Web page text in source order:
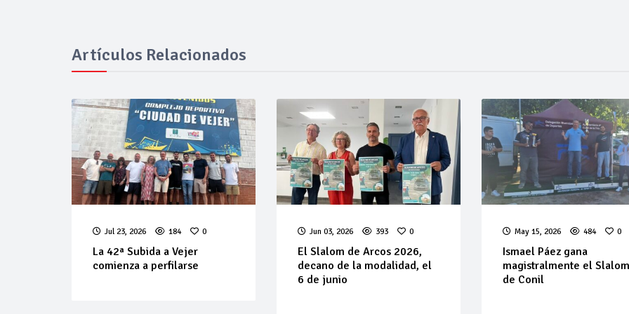
Artículos Relacionados
Jul 23, 2026 184 0
La 42ª Subida a Vejer
comienza a perfilarse
Jun 03, 2026 393 0
El Slalom de Arcos 2026,
decano de la modalidad, el
6 de junio
May 15, 2026 484 0
Ismael Páez gana
magistralmente el
de Conil